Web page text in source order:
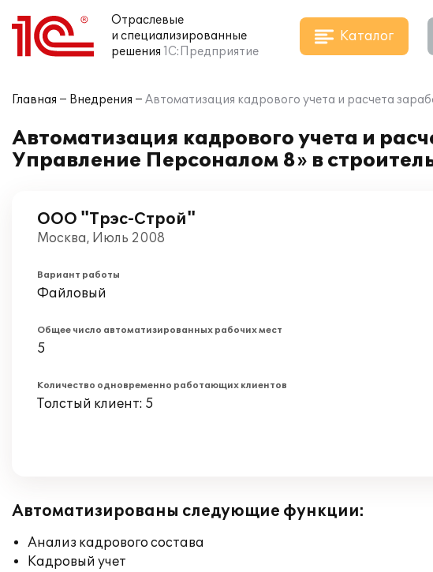
Отраслевые
и специализированные
решения 1С:Предприятие
Каталог
Главная Внедрения Автоматизация кадрового учета и расчета
Автоматизация кадрового учета и
Управление Персоналом 8» в
ООО "Трэс-Строй"
Москва, Июль 2008
Вариант работы
Файловый
Общее число автоматизированных рабочих мест
5
Количество одновременно работающих клиентов
Толстый клиент: 5
Автоматизированы следующие функции:
Анализ кадрового состава
Кадровый учет